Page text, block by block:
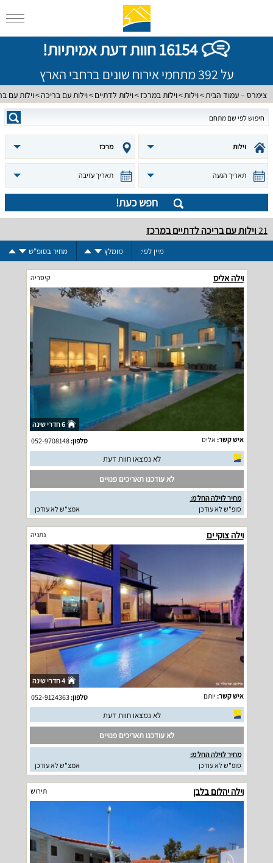
16154 חוות דעת אמיתיות!
על 392 מתחמי אירוח שונים ברחבי הארץ
צימרס – עמוד הבית וילות וילות במרכז וילות לדתיים וילות עם בריכה וילות עם
וילות מרכז
תאריך הגעה תאריך עזיבה
חפש כעת!
21וילות עם בריכה לדתיים במרכז
מיין לפי: מומלץ מחיר בסופ"ש
וילה אליס קיסריה
6 חדרי שינה
איש קשר: אליס טלפון:052-9708148
לא נמצאו חוות דעת
לא עודכנו תאריכים פנויים
מחיר לוילה החל מ:
סופ"ש לא עודכן
אמצ"ש לא עודכן
וילה צוקי ים נתניה
4 חדרי שינה
איש קשר: יותם טלפון:052-9124363
לא נמצאו חוות דעת
לא עודכנו תאריכים פנויים
מחיר לוילה החל מ:
סופ"ש לא עודכן
אמצ"ש לא עודכן
וילה יהלום בלבן תירוש